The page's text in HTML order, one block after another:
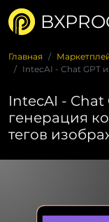
Главная
IntecAI - Chat GPT
IntecAI - Chat
генерация
тегов